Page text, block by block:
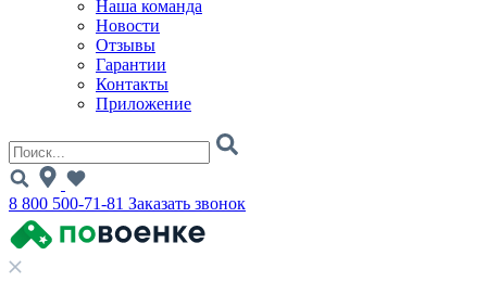
Наша команда
Новости
Отзывы
Гарантии
Контакты
Приложение
8 800 500-71-81 Заказать звонок